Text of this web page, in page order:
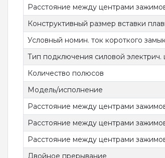
Расстояние между центрами
Конструктивный размер вставки
Условный номин. ток короткого
Тип подключения силовой электрич.
Количество полюсов
Модель/исполнение
Расстояние между центрами
Расстояние между центрами
Расстояние между центрами
Двойное прерывание